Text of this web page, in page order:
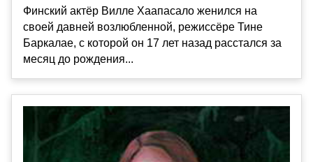
Финский актёр Вилле Хаапасало женился на
своей давней возлюбленной, режиссёре Тине
Баркалае, с которой он 17 лет назад расстался за
месяц до рождения...